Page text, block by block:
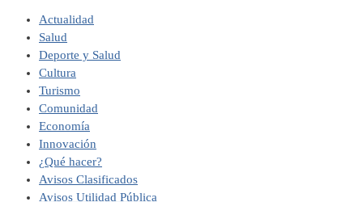
Actualidad
Salud
Deporte y Salud
Cultura
Turismo
Comunidad
Economía
Innovación
¿Qué hacer?
Avisos Clasificados
Avisos Utilidad Pública